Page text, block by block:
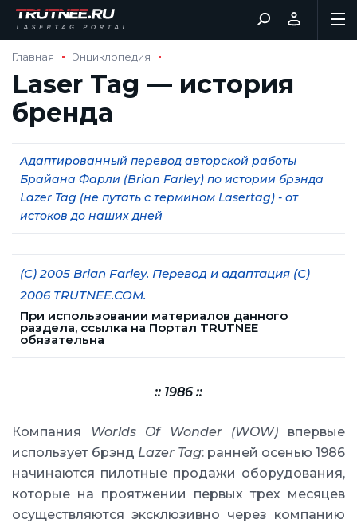
Главная Энциклопедия
Laser Tag — история
бренда
Адаптированный перевод авторской работы
Брайана Фарли (Brian Farley) по истории брэнда
Lazer Tag (не путать с термином Lasertag) - от
истоков до наших дней
(C) 2005 Brian Farley. Перевод и адаптация (С)
2006 TRUTNEE.COM.
При использовании материалов данного
раздела, ссылка на Портал TRUTNEE
обязательна
:: 1986 ::
Компания Worlds Of Wonder (WOW) впервые
использует брэнд Lazer Tag: ранней осенью 1986
начинаются пилотные продажи оборудования,
которые на проятжении первых трех месяцев
осуществляются эксклюзивно через компанию